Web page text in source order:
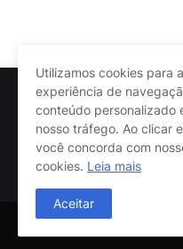
Utilizamos cookies para
experiência de
conteúdo personalizado
nosso tráfego. Ao clicar
você concorda com
cookies. Leia mais
Aceitar